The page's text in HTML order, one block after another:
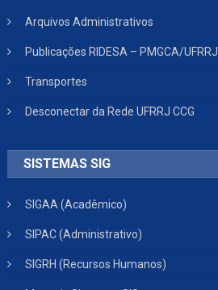
Arquivos Administrativos
Publicações RIDESA – PMGCA/UFRRJ
Transportes
Desconectar da Rede UFRRJ CCG
SISTEMAS SIG
SIGAA (Acadêmico)
SIPAC (Administrativo)
SIGRH (Recursos Humanos)